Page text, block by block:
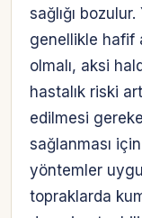
sağlığı
genellikle hafif
olmalı, aksi
hastalık riski
edilmesi
sağlanması
yöntemler
topraklarda